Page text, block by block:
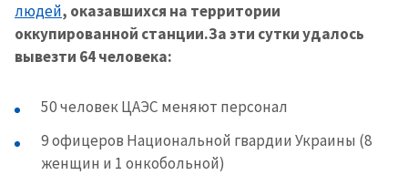
людей, оказавшихся на территории
оккупированной станции.За эти сутки удалось
вывезти 64 человека:
50 человек ЦАЭС меняют персонал
9 офицеров Национальной гвардии Украины (8
женщин и 1 онкобольной)